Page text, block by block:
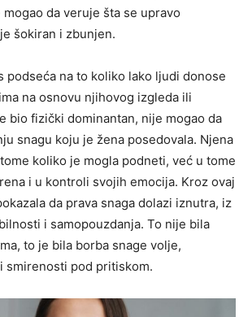
da veruje šta se upravo
šokiran i zbunjen.
podseća na to koliko lako ljudi donose
na osnovu njihovog izgleda ili
bio fizički dominantan, nije mogao da
snagu koju je žena posedovala. Njena
koliko je mogla podneti, već u tome
i u kontroli svojih emocija. Kroz ovaj
da prava snaga dolazi iznutra, iz
i samopouzdanja. To nije bila
to je bila borba snage volje,
smirenosti pod pritiskom.